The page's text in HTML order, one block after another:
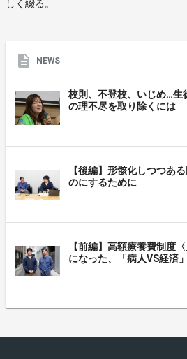
しく綴る。
NEWS
校則、不登校、いじめ…生
の理不尽を取り除くには
【後編】形骸化しつつあ
のにするために
【前編】高額療養費制度
になった、「病人VS経済